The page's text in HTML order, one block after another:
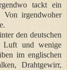
tackt ein
Von irgendwoher
den deutschen
Luft und wenige
im englischen
Drahtgewirr,